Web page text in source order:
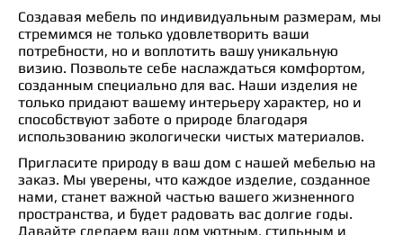
Создавая мебель по индивидуальным размерам, мы
стремимся не только удовлетворить ваши
потребности, но и воплотить вашу уникальную
визию. Позвольте себе наслаждаться комфортом,
созданным специально для вас. Наши изделия не
только придают вашему интерьеру характер, но и
способствуют заботе о природе благодаря
использованию экологически чистых материалов.
Пригласите природу в ваш дом с нашей мебелью на
заказ. Мы уверены, что каждое изделие, созданное
нами, станет важной частью вашего жизненного
пространства, и будет радовать вас долгие годы.
Давайте сделаем ваш дом уютным, стильным и